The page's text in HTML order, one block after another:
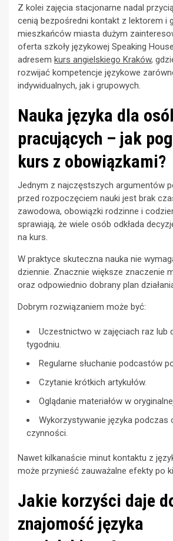
Z kolei zajęcia stacjonarne nadal
cenią bezpośredni kontakt z lektorem i
mieszkańców miasta dużym
oferta szkoły językowej Speaking
adresem kurs angielskiego Kraków,
rozwijać kompetencje językowe
indywidualnych, jak i grupowych.
Nauka języka dla
pracujących – jak
kurs z obowiązkami?
Jednym z najczęstszych argumentów
przed rozpoczęciem nauki jest brak
zawodowa, obowiązki rodzinne i
sprawiają, że wiele osób odkłada
na kurs.
W praktyce skuteczna nauka nie
dziennie. Znacznie większe znaczenie
oraz odpowiednio dobrany plan
Dobrym rozwiązaniem może być:
Uczestnictwo w zajęciach raz lub
tygodniu.
Regularne słuchanie podcastów
Czytanie krótkich artykułów.
Oglądanie materiałów w
Wykorzystywanie języka podczas
czynności.
Nawet kilkanaście minut kontaktu z
może przynieść zauważalne efekty po
Jakie korzyści daje
znajomość języka